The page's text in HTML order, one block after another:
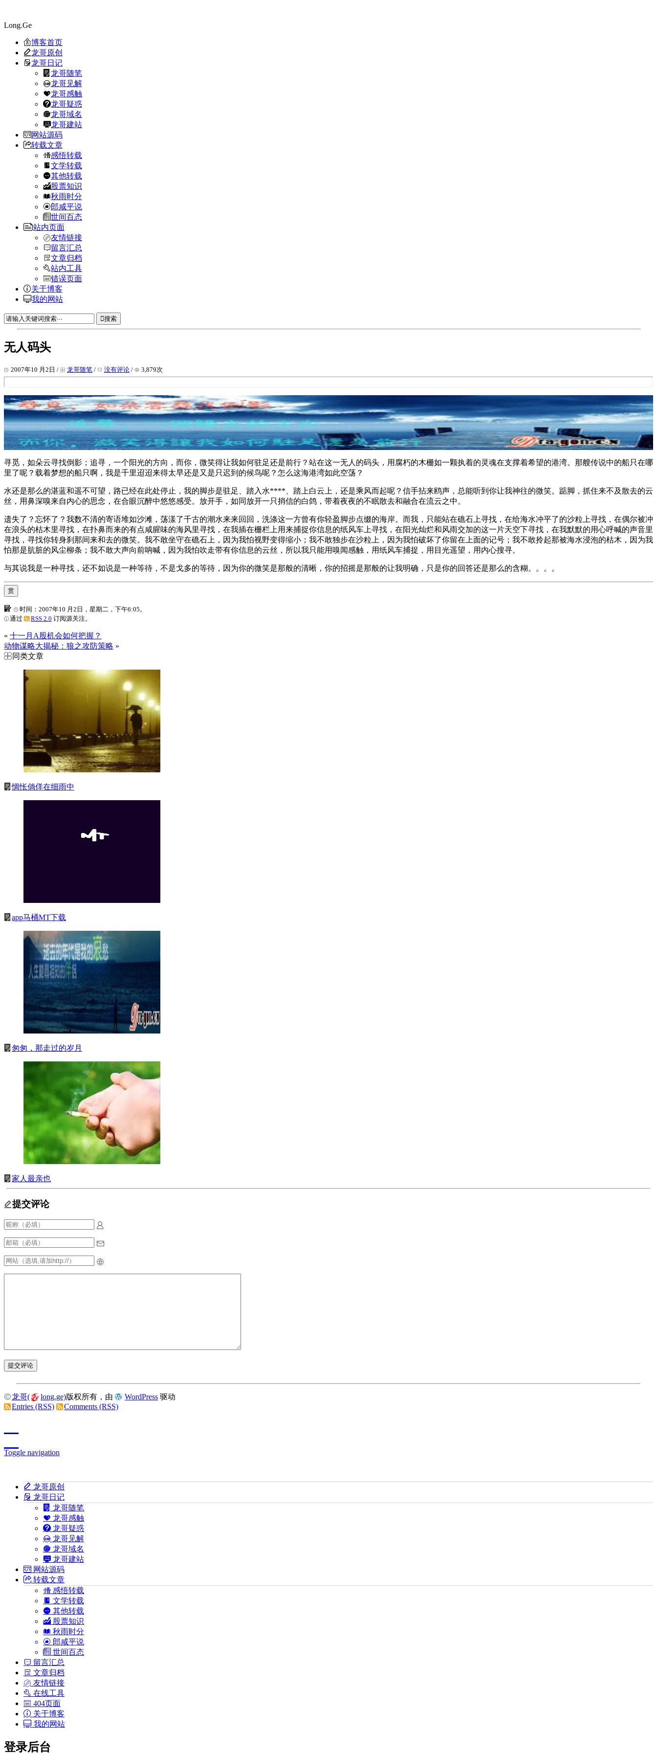
Long.Ge
博客首页
龙哥原创
龙哥日记
龙哥随笔
龙哥见解
龙哥感触
龙哥疑惑
龙哥域名
龙哥建站
网站源码
转载文章
感悟转载
文学转载
其他转载
股票知识
秋雨时分
郎咸平说
世间百态
站内页面
友情链接
留言汇总
文章归档
站内工具
错误页面
关于博客
我的网站
搜索
无人码头
2007年10 月2日 / 龙哥随笔 / 没有评论 / 3,879次
寻觅，如朵云寻找倒影；追寻，一个阳光的方向，而你，微笑得让我如何驻足还是前行？站在这一无人的码头，用腐朽的木栅如一颗执着的灵魂在支撑着希望的港湾。那艘传说中的船只在哪
里了呢？载着梦想的船只啊，我是千里迢迢来得太早还是又是只迟到的候鸟呢？怎么这海港湾如此空荡？
水还是那么的湛蓝和遥不可望，路已经在此处停止，我的脚步是驻足、踏入水****、踏上白云上，还是乘风而起呢？信手拈来鸥声，总能听到你让我神往的微笑。踮脚，抓住来不及散去的云
丝，用鼻深嗅来自内心的思念，在合眼沉醉中悠悠感受。放开手，如同放开一只捎信的白鸽，带着夜夜的不眠散去和融合在流云之中。
遗失了？忘怀了？我数不清的寄语堆如沙滩，荡漾了千古的潮水来来回回，洗涤这一方曾有你轻盈脚步点缀的海岸。而我，只能站在礁石上寻找，在给海水冲平了的沙粒上寻找，在偶尔被冲
在浪头的枯木里寻找，在扑鼻而来的有点咸腥味的海风里寻找，在我插在栅栏上用来捕捉你信息的纸风车上寻找，在阳光灿烂和风雨交加的这一片天空下寻找，在我默默的用心呼喊的声音里
寻找，寻找你转身刹那间来和去的微笑。我不敢坐守在礁石上，因为我怕视野变得缩小；我不敢独步在沙粒上，因为我怕破坏了你留在上面的记号；我不敢拎起那被海水浸泡的枯木，因为我
怕那是肮脏的风尘柳条；我不敢大声向前呐喊，因为我怕吹走带有你信息的云丝，所以我只能用嗅闻感触，用纸风车捕捉，用目光遥望，用内心搜寻。
与其说我是一种寻找，还不如说是一种等待，不是戈多的等待，因为你的微笑是那般的清晰，你的招摇是那般的让我明确，只是你的回答还是那么的含糊。。。。
赏
时间：2007年10 月2日，星期二，下午6:05。
通过
RSS 2.0 订阅源关注。
« 十一月A股机会如何把握？
动物谋略大揭秘：狼之攻防策略 »
提交评论
同类文章
惆怅倘佯在细雨中
app马桶MT下载
匆匆，那走过的岁月
家人最亲也
龙哥( long.ge)版权所有，由 WordPress 驱动
Entries (RSS)
Comments (RSS)
Toggle navigation
龙哥原创
龙哥日记
龙哥随笔
龙哥感触
龙哥疑惑
龙哥见解
龙哥域名
龙哥建站
网站源码
转载文章
感悟转载
文学转载
其他转载
股票知识
秋雨时分
郎咸平说
世间百态
留言汇总
文章归档
友情链接
在线工具
404页面
关于博客
我的网站
登录后台